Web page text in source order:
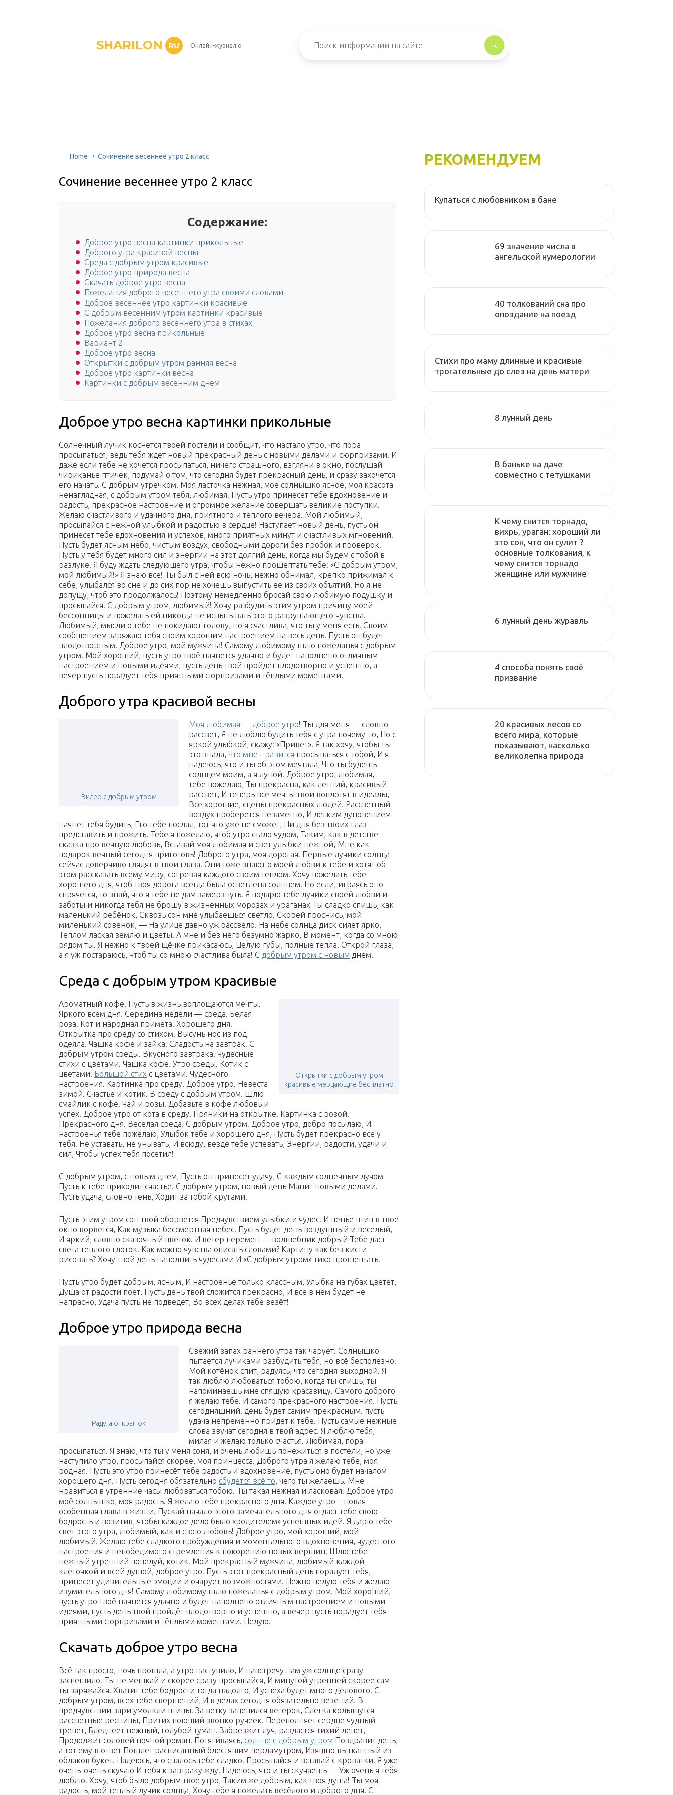
SHARILON RU Онлайн-журнал о
Home Сочинение весеннее утро 2 класс
Сочинение весеннее утро 2 класс
Содержание:
Доброе утро весна картинки прикольные
Доброго утра красивой весны
Среда с добрым утром красивые
Доброе утро природа весна
Скачать доброе утро весна
Пожелания доброго весеннего утра своими словами
Доброе весеннее утро картинки красивые
С добрым весенним утром картинки красивые
Пожелания доброго весеннего утра в стихах
Доброе утро весна прикольные
Вариант 2
Доброе утро весна
Открытки с добрым утром ранняя весна
Доброе утро картинки весна
Картинки с добрым весенним днем
Доброе утро весна картинки прикольные
Солнечный лучик коснется твоей постели и сообщит, что настало утро, что пора
просыпаться, ведь тебя ждет новый прекрасный день с новыми делами и сюрпризами. И
даже если тебе не хочется просыпаться, ничего страшного, взгляни в окно, послушай
чириканье птичек, подумай о том, что сегодня будет прекрасный день, и сразу захочется
его начать. С добрым утречком. Моя ласточка нежная, моё солнышко ясное, моя красота
ненаглядная, с добрым утром тебя, любимая! Пусть утро принесёт тебе вдохновение и
радость, прекрасное настроение и огромное желание совершать великие поступки.
Желаю счастливого и удачного дня, приятного и тёплого вечера. Мой любимый,
просыпайся с нежной улыбкой и радостью в сердце! Наступает новый день, пусть он
принесет тебе вдохновения и успехов, много приятных минут и счастливых мгновений.
Пусть будет ясным небо, чистым воздух, свободными дороги без пробок и проверок.
Пусть у тебя будет много сил и энергии на этот долгий день, когда мы будем с тобой в
разлуке! Я буду ждать следующего утра, чтобы нежно прошептать тебе: «С добрым утром,
мой любимый!» Я знаю все! Ты был с ней всю ночь, нежно обнимал, крепко прижимал к
себе, улыбался во сне и до сих пор не хочешь выпустить ее из своих объятий! Но я не
допущу, чтоб это продолжалось! Поэтому немедленно бросай свою любимую подушку и
просыпайся. С добрым утром, любимый! Хочу разбудить этим утром причину моей
бессонницы и пожелать ей никогда не испытывать этого разрушающего чувства.
Любимый, мысли о тебе не покидают голову, но я счастлива, что ты у меня есть! Своим
сообщением заряжаю тебя своим хорошим настроением на весь день. Пусть он будет
плодотворным. Доброе утро, мой мужчина! Самому любимому шлю пожеланья с добрым
утром. Мой хороший, пусть утро твоё начнётся удачно и будет наполнено отличным
настроением и новыми идеями, пусть день твой пройдёт плодотворно и успешно, а
вечер пусть порадует тебя приятными сюрпризами и тёплыми моментами.
Доброго утра красивой весны
Видео с добрым утром
Моя любимая — доброе утро! Ты для меня — словно
рассвет, Я не люблю будить тебя с утра почему-то, Но с
яркой улыбкой, скажу: «Привет». Я так хочу, чтобы ты
это знала, Что мне нравится просыпаться с тобой, И я
надеюсь, что и ты об этом мечтала, Что ты будешь
солнцем моим, а я луной! Доброе утро, любимая, —
тебе пожелаю, Ты прекрасна, как летний, красивый
рассвет, И теперь все мечты твои воплотят в идеалы,
Все хорошие, сцены прекрасных людей. Рассветный
воздух проберется незаметно, И легким дуновением
начнет тебя будить, Его тебе послал, тот что уже не сможет, Ни дня без твоих глаз
представить и прожить! Тебе я пожелаю, чтоб утро стало чудом, Таким, как в детстве
сказка про вечную любовь, Вставай моя любимая и свет улыбки нежной, Мне как
подарок вечный сегодня приготовь! Доброго утра, моя дорогая! Первые лучики солнца
сейчас доверчиво глядят в твои глаза. Они тоже знают о моей любви к тебе и хотят об
этом рассказать всему миру, согревая каждого своим теплом. Хочу пожелать тебе
хорошего дня, чтоб твоя дорога всегда была осветлена солнцем. Но если, играясь оно
спрячется, то знай, что я тебе не дам замерзнуть. Я подарю тебе лучики своей любви и
заботы и никогда тебя не брошу в жизненных морозах и ураганах Ты сладко спишь, как
маленький ребёнок, Сквозь сон мне улыбаешься светло. Скорей проснись, мой
миленький совёнок, — На улице давно уж рассвело. На небе солнца диск сияет ярко,
Теплом лаская землю и цветы. А мне и без него безумно жарко, В момент, когда со мною
рядом ты. Я нежно к твоей щёчке прикасаюсь, Целую губы, полные тепла. Открой глаза,
а я уж постараюсь, Чтоб ты со мною счастлива была! С добрым утром с новым днем!
Среда с добрым утром красивые
Открытки с добрым утром
красивые мерцающие бесплатно
Ароматный кофе. Пусть в жизнь воплощаются мечты.
Яркого всем дня. Середина недели — среда. Белая
роза. Кот и народная примета. Хорошего дня.
Открытка про среду со стихом. Высунь нос из под
одеяла. Чашка кофе и зайка. Сладость на завтрак. С
добрым утром среды. Вкусного завтрака. Чудесные
стихи с цветами. Чашка кофе. Утро среды. Котик с
цветами. Большой стих с цветами. Чудесного
настроения. Картинка про среду. Доброе утро. Невеста
зимой. Счастье и котик. В среду с добрым утром. Шлю
смайлик с кофе. Чай и розы. Добавьте в кофе любовь и
успех. Доброе утро от кота в среду. Пряники на открытке. Картинка с розой.
Прекрасного дня. Веселая среда. С добрым утром. Доброе утро, добро посылаю, И
настроенья тебе пожелаю, Улыбок тебе и хорошего дня, Пусть будет прекрасно все у
тебя! Не уставать, не унывать, И всюду, везде тебе успевать, Энергии, радости, удачи и
сил, Чтобы успех тебя посетил!
С добрым утром, с новым днем, Пусть он принесет удачу, С каждым солнечным лучом
Пусть к тебе приходит счастье. С добрым утром, новый день Манит новыми делами.
Пусть удача, словно тень, Ходит за тобой кругами!
Пусть этим утром сон твой оборвется Предчувствием улыбки и чудес. И пенье птиц в твое
окно ворвется, Как музыка бессмертная небес. Пусть будет день воздушный и веселый,
И яркий, словно сказочный цветок. И ветер перемен — волшебник добрый Тебе даст
света теплого глоток. Как можно чувства описать словами? Картину как без кисти
рисовать? Хочу твой день наполнить чудесами И «С добрым утром» тихо прошептать.
Пусть утро будет добрым, ясным, И настроенье только классным, Улыбка на губах цветёт,
Душа от радости поёт. Пусть день твой сложится прекрасно, И всё в нем будет не
напрасно, Удача пусть не подведет, Во всех делах тебе везёт!
Доброе утро природа весна
Радуга открыток
Свежий запах раннего утра так чарует. Солнышко
пытается лучиками разбудить тебя, но всё бесполезно.
Мой котёнок спит, радуясь, что сегодня выходной. Я
так люблю любоваться тобою, когда ты спишь, ты
напоминаешь мне спящую красавицу. Самого доброго
я желаю тебе. И самого прекрасного настроения. Пусть
сегодняшний. день будет самим прекрасным. пусть
удача непременно придёт к тебе. Пусть самые нежные
слова звучат сегодня в твой адрес. Я люблю тебя,
милая и желаю только счастья. Любимая, пора
просыпаться. Я знаю, что ты у меня соня, и очень любишь понежиться в постели, но уже
наступило утро, просыпайся скорее, моя принцесса. Доброго утра я желаю тебе, моя
родная. Пусть это утро принесёт тебе радость и вдохновение, пусть оно будет началом
хорошего дня. Пусть сегодня обязательно сбудется всё то, чего ты желаешь. Мне
нравиться в утренние часы любоваться тобою. Ты такая нежная и ласковая. Доброе утро
моё солнышко, моя радость. Я желаю тебе прекрасного дня. Каждое утро – новая
особенная глава в жизни. Пускай начало этого замечательного дня отдаст тебе свою
бодрость и позитив, чтобы каждое дело было «родителем» успешных идей. Я дарю тебе
свет этого утра, любимый, как и свою любовь! Доброе утро, мой хороший, мой
любимый. Желаю тебе сладкого пробуждения и моментального вдохновения, чудесного
настроения и непобедимого стремления к покорению новых вершин. Шлю тебе
нежный утренний поцелуй, котик. Мой прекрасный мужчина, любимый каждой
клеточкой и всей душой, доброе утро! Пусть этот прекрасный день порадует тебя,
принесет удивительные эмоции и очарует возможностями. Нежно целую тебя и желаю
изумительного дня! Самому любимому шлю пожеланья с добрым утром. Мой хороший,
пусть утро твоё начнётся удачно и будет наполнено отличным настроением и новыми
идеями, пусть день твой пройдёт плодотворно и успешно, а вечер пусть порадует тебя
приятными сюрпризами и тёплыми моментами. Целую.
Скачать доброе утро весна
Всё так просто, ночь прошла, а утро наступило, И навстречу нам уж солнце сразу
заспешило. Ты не мешкай и скорее сразу просыпайся, И минутой утренней скорее сам
ты заряжайся. Хватит тебе бодрости тогда надолго, И успеха будет много делового. С
добрым утром, всех тебе свершений, И в делах сегодня обязательно везений. В
предчувствии зари умолкли птицы. За ветку зацепился ветерок, Слегка колышутся
рассветные ресницы, Притих поющий звонко ручеек. Переполняет сердце чудный
трепет, Бледнеет нежный, голубой туман. Забрезжит луч, раздастся тихий лепет,
Продолжит соловей ночной роман. Потягиваясь, солнце с добрым утром Поздравит день,
а тот ему в ответ Пошлет расписанный блестящим перламутром, Изящно вытканный из
облаков букет. Надеюсь, что спалось тебе сладко. Просыпайся и вставай с кроватки! Я уже
очень-очень скучаю И тебя к завтраку жду. Надеюсь, что и ты скучаешь — Уж очень я тебя
люблю! Хочу, чтоб было добрым твоё утро, Таким же добрым, как твоя душа! Ты моя
радость, мой тёплый лучик солнца, Хочу тебе я пожелать весёлого и доброго дня! С
РЕКОМЕНДУЕМ
Купаться с любовником в бане
69 значение числа в
ангельской нумерологии
40 толкований сна про
опоздание на поезд
Стихи про маму длинные и красивые
трогательные до слез на день матери
8 лунный день
В баньке на даче
совместно с тетушками
К чему снится торнадо,
вихрь, ураган: хороший ли
это сон, что он сулит ?
основные толкования, к
чему снится торнадо
женщине или мужчине
6 лунный день журавль
4 способа понять своё
призвание
20 красивых лесов со
всего мира, которые
показывают, насколько
великолепна природа